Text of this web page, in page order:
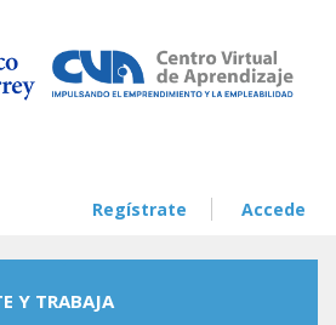
Regístrate Accede
Y TRABAJA